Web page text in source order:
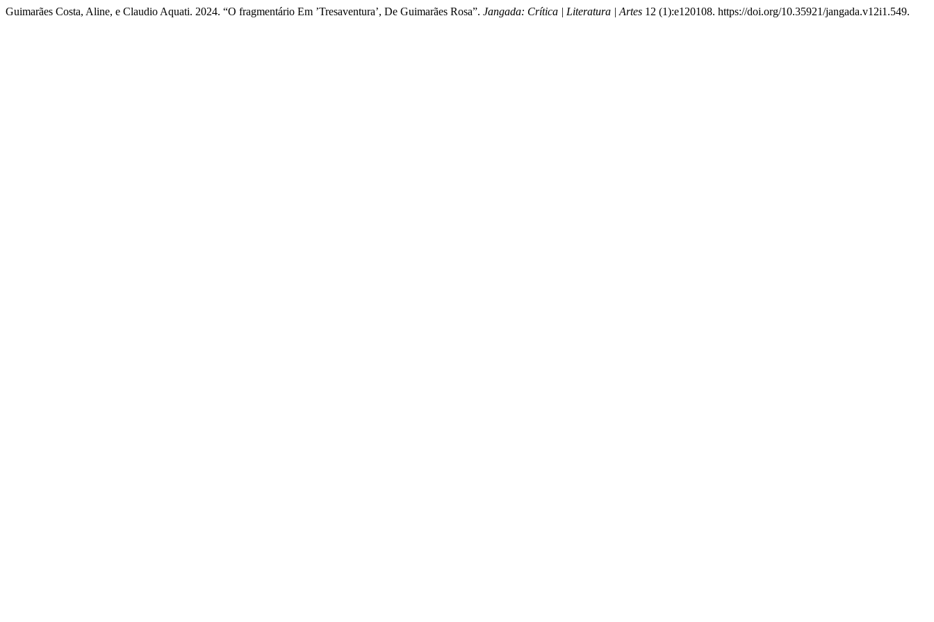
Guimarães Costa, Aline, e Claudio Aquati. 2024. “O fragmentário Em ’Tresaventura’, De Guimarães Rosa”. Jangada: Crítica | Literatura | Artes 12 (1):e120108. https://doi.org/10.35921/jangada.v12i1.549.